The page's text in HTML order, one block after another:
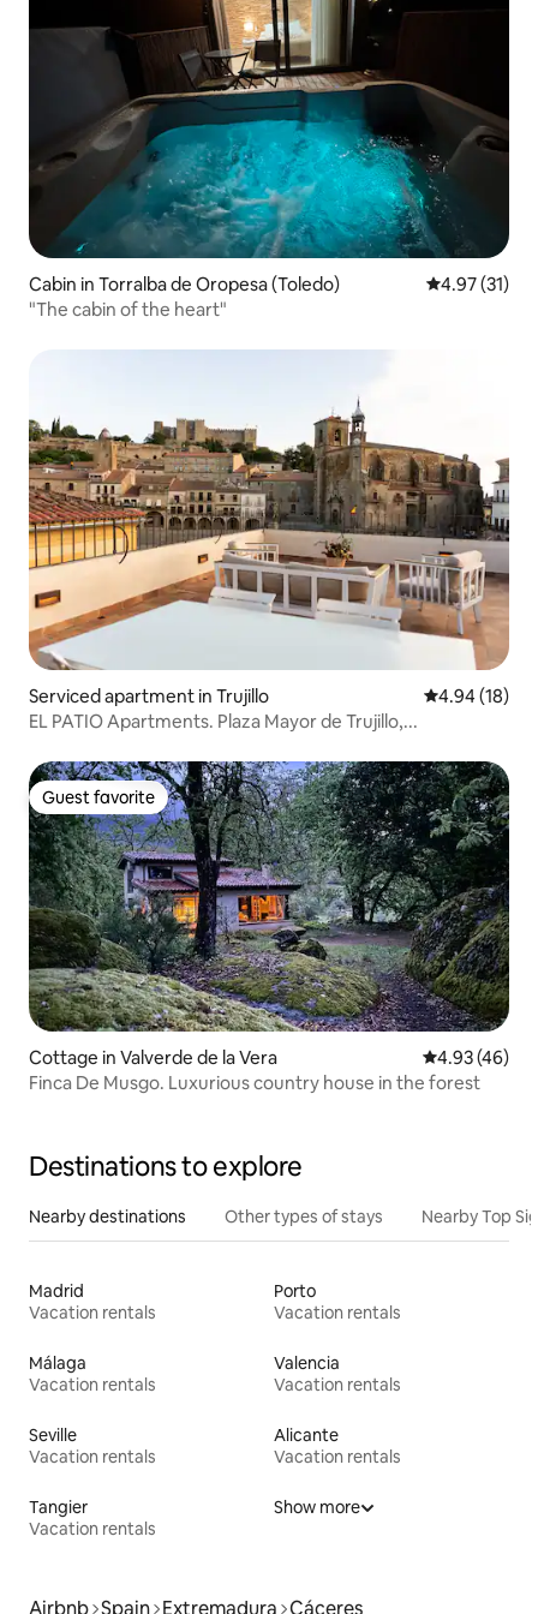
Cabin in Torralba de Oropesa (Toledo) 4.97 out of 5
4.97 (31)
"The cabin of the heart"
Serviced apartment in Trujillo 4.94 out of 5
4.94 (18)
EL PATIO Apartments. Plaza Mayor de Trujillo,...
Guest favorite
Guest favorite
Cottage in Valverde de la Vera 4.93 out of 5
4.93 (46)
Finca De Musgo. Luxurious country house in the forest
Destinations to explore
Nearby destinations Other types of stays Nearby Top
Madrid
Vacation rentals
Porto
Vacation rentals
Málaga
Vacation rentals
Valencia
Vacation rentals
Seville
Vacation rentals
Alicante
Vacation rentals
Tangier
Vacation rentals
Show more
Airbnb Spain Extremadura Cáceres